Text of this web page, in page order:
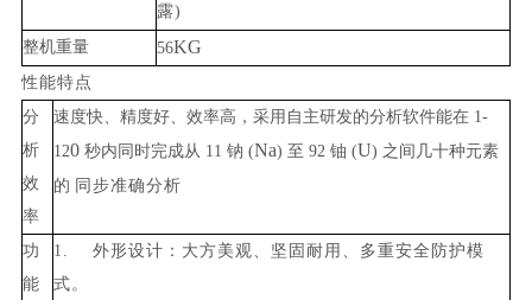
露)
整机重量
56KG
性能特 点
分
析
效
率
速度快、精度好、效率高，采用自主研发的分析软件能在 1-
120 秒内 同时完成从 11 钠 (Na) 至 92 铀 (U) 之间几十种元素
的 同步准确分析
功
能
1. 外形设计：大方美观、坚固耐用、多重安全防护模
式 。